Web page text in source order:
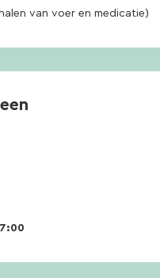
van voer en medicatie)